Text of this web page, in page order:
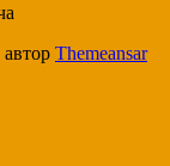
автор Themeansar